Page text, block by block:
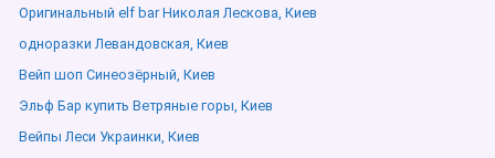
Оригинальный elf bar Николая Лескова, Киев
одноразки Левандовская, Киев
Вейп шоп Синеозёрный, Киев
Эльф Бар купить Ветряные горы, Киев
Вейпы Леси Украинки, Киев